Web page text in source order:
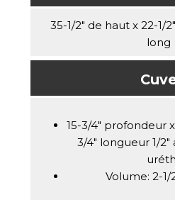
35-1/2" de haut x 22-1/
long
15-3/4" profondeur
3/4" longueur 1/
Volume: 2-